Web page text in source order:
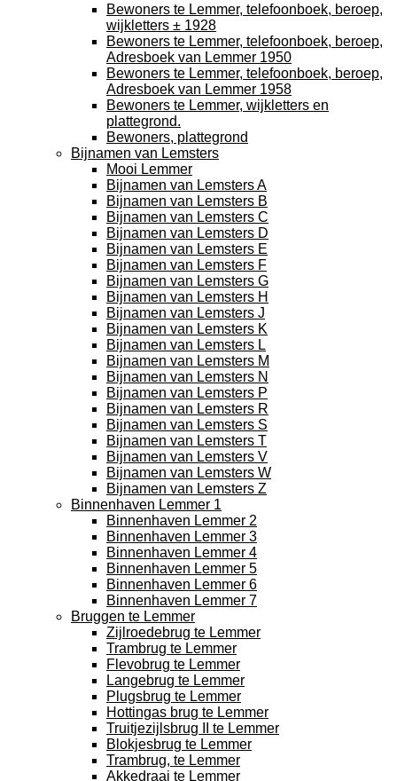
Bewoners te Lemmer, telefoonboek, beroep,
wijkletters ± 1928
Bewoners te Lemmer, telefoonboek, beroep,
Adresboek van Lemmer 1950
Bewoners te Lemmer, telefoonboek, beroep,
Adresboek van Lemmer 1958
Bewoners te Lemmer, wijkletters en
plattegrond.
Bewoners, plattegrond
Bijnamen van Lemsters
Mooi Lemmer
Bijnamen van Lemsters A
Bijnamen van Lemsters B
Bijnamen van Lemsters C
Bijnamen van Lemsters D
Bijnamen van Lemsters E
Bijnamen van Lemsters F
Bijnamen van Lemsters G
Bijnamen van Lemsters H
Bijnamen van Lemsters J
Bijnamen van Lemsters K
Bijnamen van Lemsters L
Bijnamen van Lemsters M
Bijnamen van Lemsters N
Bijnamen van Lemsters P
Bijnamen van Lemsters R
Bijnamen van Lemsters S
Bijnamen van Lemsters T
Bijnamen van Lemsters V
Bijnamen van Lemsters W
Bijnamen van Lemsters Z
Binnenhaven Lemmer 1
Binnenhaven Lemmer 2
Binnenhaven Lemmer 3
Binnenhaven Lemmer 4
Binnenhaven Lemmer 5
Binnenhaven Lemmer 6
Binnenhaven Lemmer 7
Bruggen te Lemmer
Zijlroedebrug te Lemmer
Trambrug te Lemmer
Flevobrug te Lemmer
Langebrug te Lemmer
Plugsbrug te Lemmer
Hottingas brug te Lemmer
Truitjezijlsbrug II te Lemmer
Blokjesbrug te Lemmer
Trambrug, te Lemmer
Akkedraai te Lemmer